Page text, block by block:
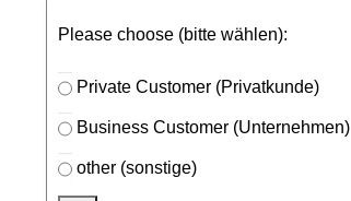
Please choose (bitte wählen):
Private Customer (Privatkunde)
Business Customer (Unternehmen)
other (sonstige)
⮮
Satz in Anfrageliste
Passendes Zubehör